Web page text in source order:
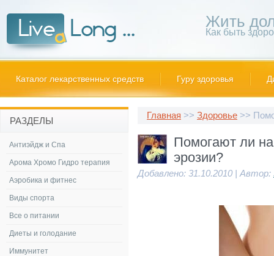
Жить
Как быть
Каталог лекарственных средств Гуру здоровья
Главная >> Здоровье >>
Помогают ли
эрозии?
Добавлено: 31.10.2010 | Автор:
РАЗДЕЛЫ
Антиэйдж и Спа
Арома Хромо Гидро терапия
Аэробика и фитнес
Виды спорта
Все о питании
Диеты и голодание
Иммунитет